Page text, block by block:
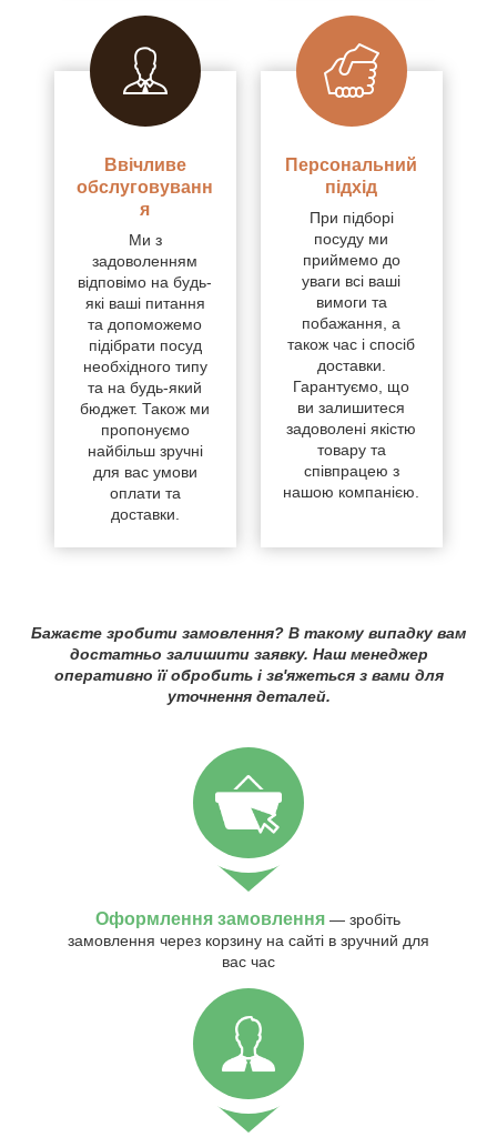
Ввічливе
обслуговуванн
я
Ми з
задоволенням
відповімо на будь-
які ваші питання
та допоможемо
підібрати посуд
необхідного типу
та на будь-який
бюджет. Також ми
пропонуємо
найбільш зручні
для вас умови
оплати та
доставки.
Персональний
підхід
При підборі
посуду ми
приймемо до
уваги всі ваші
вимоги та
побажання, а
також час і спосіб
доставки.
Гарантуємо, що
ви залишитеся
задоволені якістю
товару та
співпрацею з
нашою компанією.
Бажаєте зробити замовлення? В такому випадку вам
достатньо залишити заявку. Наш менеджер
оперативно її обробить і зв'яжеться з вами для
уточнення деталей.
Оформлення замовлення — зробіть
замовлення через корзину на сайті в зручний для
вас час